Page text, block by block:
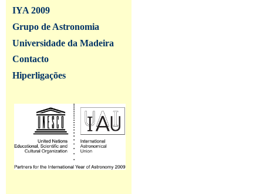
IYA 2009
Grupo de Astronomia
Universidade da Madeira
Contacto
Hiperligações